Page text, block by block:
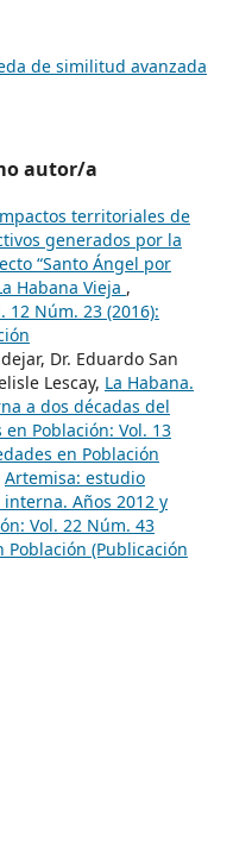
de similitud avanzada
autor/a
territoriales de
generados por la
“Santo Ángel por
Habana Vieja ,
12 Núm. 23 (2016):
Dr. Eduardo San
Lescay, La Habana.
a dos décadas del
en Población: Vol. 13
en Población
Artemisa: estudio
Años 2012 y
Vol. 22 Núm. 43
Población (Publicación